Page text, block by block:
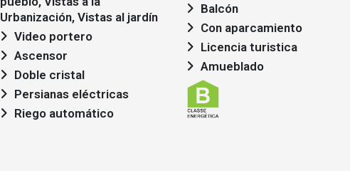
Urbanización, Vistas al jardín
Video portero
Ascensor
Doble cristal
Persianas eléctricas
Riego automático
Balcón
Con aparcamiento
Licencia turistica
Amueblado